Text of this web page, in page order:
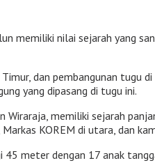
memiliki nilai sejarah yang
dan pembangunan
yang dipasang di tugu ini.
memiliki sejarah
KOREM di utara, dan
meter dengan 17 anak